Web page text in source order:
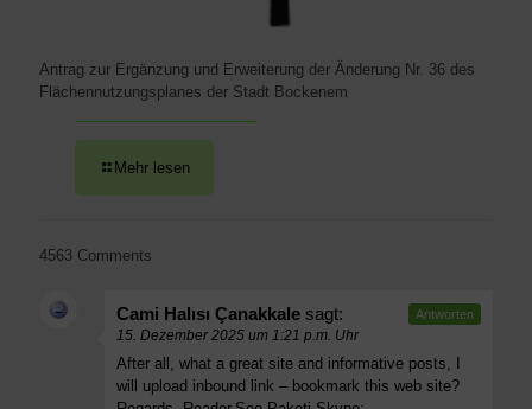
Antrag zur Ergänzung und Erweiterung der Änderung Nr. 36 des
Flächennutzungsplanes der Stadt Bockenem
Mehr lesen
4563 Comments
Cami Halısı Çanakkale sagt:
15. Dezember 2025 um 1:21 p.m. Uhr
After all, what a great site and informative posts, I
will upload inbound link – bookmark this web site?
Antworten